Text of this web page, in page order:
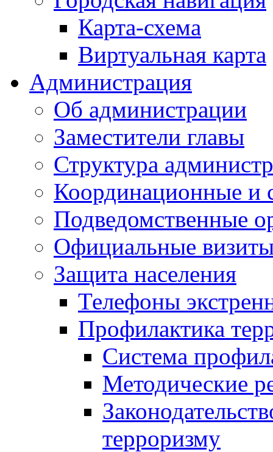
Карта-схема
Виртуальная карта
Администрация
Об администрации
Заместители главы
Структура
Координационные и
Подведомственные
Официальные
Защита населения
Телефоны
Профилактика
Система
Методические
терроризму